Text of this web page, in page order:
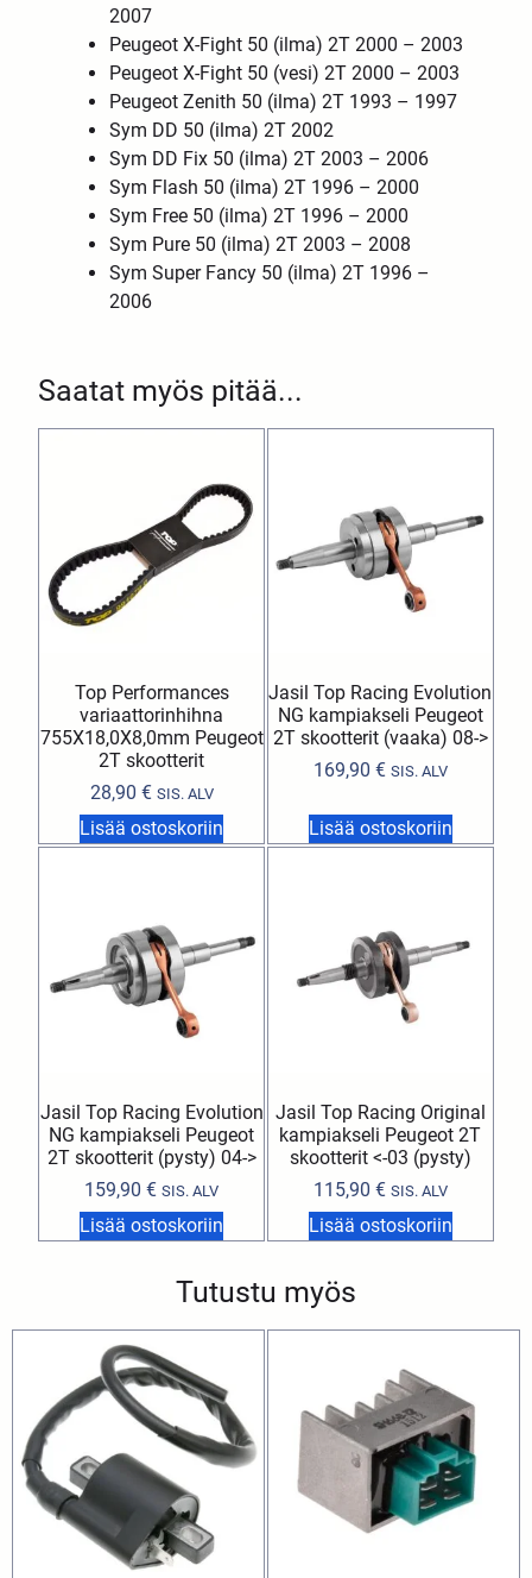
Saatat myös pitää...
Top Performances
variaattorinhihna
755X18,0X8,0mm Peugeot
2T skootterit
28,90 € SIS. ALV
Lisää ostoskoriin
Jasil Top Racing Evolution
NG kampiakseli Peugeot
2T skootterit (vaaka) 08->
169,90 € SIS. ALV
Lisää ostoskoriin
Jasil Top Racing Evolution
NG kampiakseli Peugeot
2T skootterit (pysty) 04->
159,90€ SIS. ALV
Lisää ostoskoriin
Jasil Top Racing Original
kampiakseli Peugeot 2T
skootterit <-03 (pysty)
115,90 € SIS. ALV
Lisää ostoskoriin
2007
Peugeot X-Fight 50 (ilma) 2T 2000 – 2003
Peugeot X-Fight 50 (vesi) 2T 2000 – 2003
Peugeot Zenith 50 (ilma) 2T 1993 – 1997
Sym DD 50 (ilma) 2T 2002
Sym DD Fix 50 (ilma) 2T 2003 – 2006
Sym Flash 50 (ilma) 2T 1996 – 2000
Sym Free 50 (ilma) 2T 1996 – 2000
Sym Pure 50 (ilma) 2T 2003 – 2008
Sym Super Fancy 50 (ilma) 2T 1996 –
2006
Tutustu myös